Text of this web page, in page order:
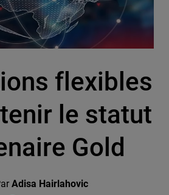
flexibles
le statut
Gold
Adisa Hairlahovic